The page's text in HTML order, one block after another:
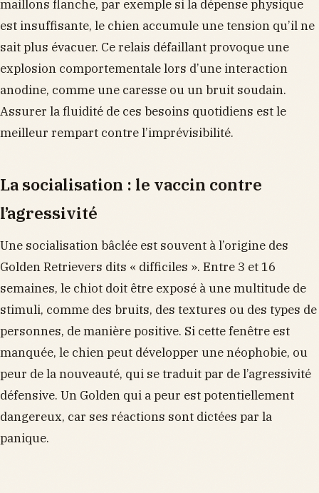
maillons flanche, par exemple si la dépense physique
est insuffisante, le chien accumule une tension qu’il ne
sait plus évacuer. Ce relais défaillant provoque une
explosion comportementale lors d’une interaction
anodine, comme une caresse ou un bruit soudain.
Assurer la fluidité de ces besoins quotidiens est le
meilleur rempart contre l’imprévisibilité.
La socialisation : le vaccin contre
l’agressivité
Une socialisation bâclée est souvent à l’origine des
Golden Retrievers dits « difficiles ». Entre 3 et 16
semaines, le chiot doit être exposé à une multitude de
stimuli, comme des bruits, des textures ou des types de
personnes, de manière positive. Si cette fenêtre est
manquée, le chien peut développer une néophobie, ou
peur de la nouveauté, qui se traduit par de l’agressivité
défensive. Un Golden qui a peur est potentiellement
dangereux, car ses réactions sont dictées par la
panique.